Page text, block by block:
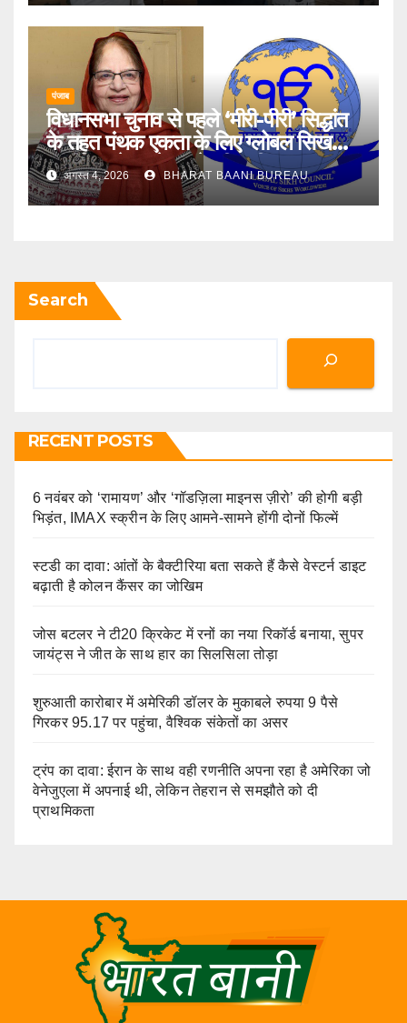
पंजाब
विधानसभा चुनाव से पहले ‘मीरी-पीरी’ सिद्धांत
के तहत पंथक एकता के लिए ग्लोबल सिख
काउंसिल ने जत्थेदार से की अपील
अगस्त 4, 2026 BHARAT BAANI BUREAU
Search
RECENT POSTS
6 नवंबर को ‘रामायण’ और ‘गॉडज़िला माइनस ज़ीरो’ की होगी बड़ी
भिड़ंत, IMAX स्क्रीन के लिए आमने-सामने होंगी दोनों फिल्में
स्टडी का दावा: आंतों के बैक्टीरिया बता सकते हैं कैसे वेस्टर्न डाइट
बढ़ाती है कोलन कैंसर का जोखिम
जोस बटलर ने टी20 क्रिकेट में रनों का नया रिकॉर्ड बनाया, सुपर
जायंट्स ने जीत के साथ हार का सिलसिला तोड़ा
शुरुआती कारोबार में अमेरिकी डॉलर के मुकाबले रुपया 9 पैसे
गिरकर 95.17 पर पहुंचा, वैश्विक संकेतों का असर
ट्रंप का दावा: ईरान के साथ वही रणनीति अपना रहा है अमेरिका जो
वेनेजुएला में अपनाई थी, लेकिन तेहरान से समझौते को दी
प्राथमिकता